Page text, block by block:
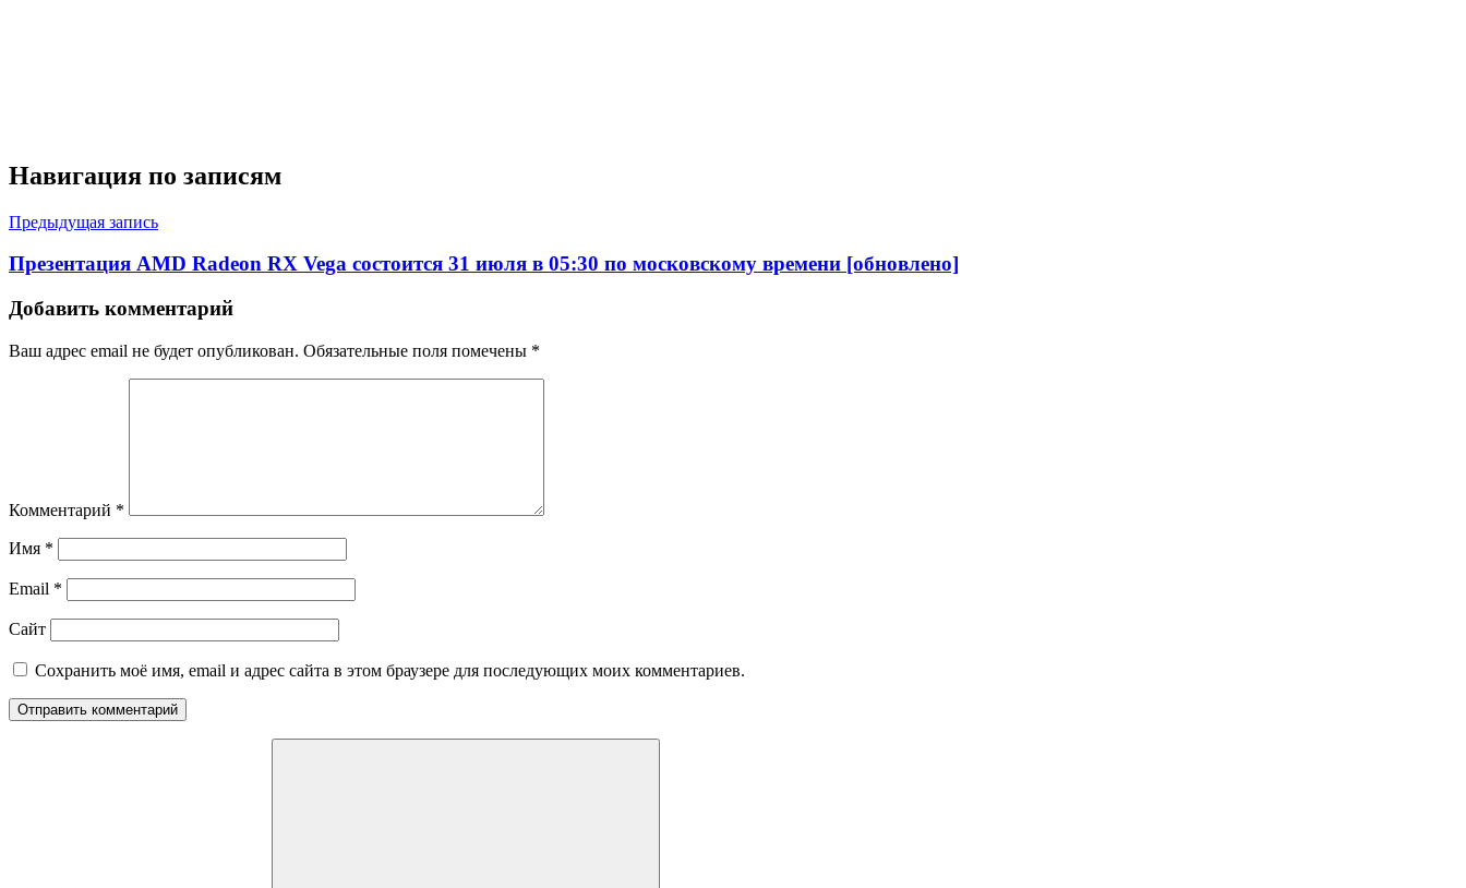
Навигация по записям
Предыдущая запись
Презентация AMD Radeon RX Vega состоится 31 июля в 05:30 по московскому времени [обновлено]
Добавить комментарий
Ваш адрес email не будет опубликован. Обязательные поля помечены *
Комментарий *
Имя *
Email *
Сайт
Сохранить моё имя, email и адрес сайта в этом браузере для последующих моих комментариев.